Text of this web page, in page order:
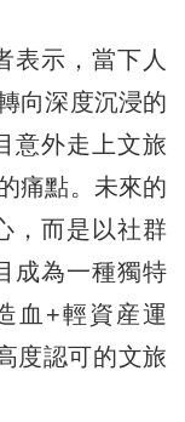
示，當下人
向深度沉浸的
意外走上文旅
痛點。未來的
，而是以社群
成為一種獨特
血+輕資産運
度認可的文旅